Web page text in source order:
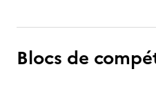
Blocs de